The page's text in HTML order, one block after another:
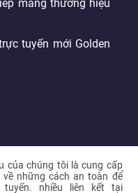
mang thương hiệu
tuyến mới Golden
của chúng tôi là cung cấp
những cách an toàn để
nhiều liên kết tại